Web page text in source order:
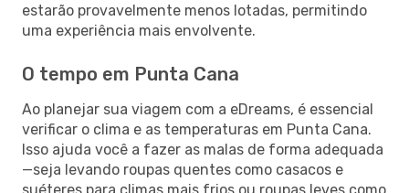
estarão provavelmente menos lotadas, permitindo
uma experiência mais envolvente.
O tempo em Punta Cana
Ao planejar sua viagem com a eDreams, é essencial
verificar o clima e as temperaturas em Punta Cana.
Isso ajuda você a fazer as malas de forma adequada
—seja levando roupas quentes como casacos e